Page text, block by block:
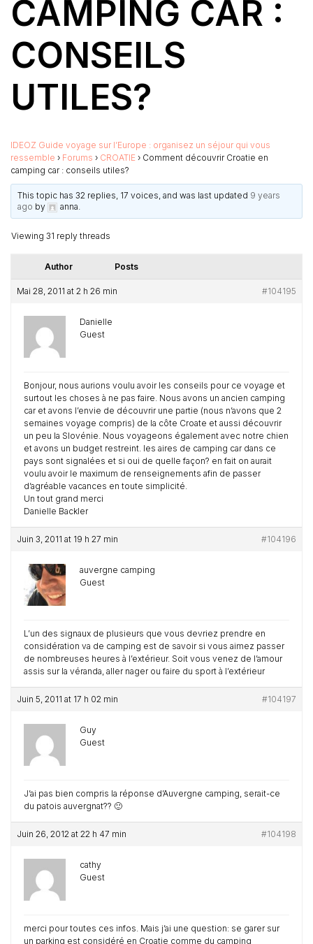
CAMPING CAR :
CONSEILS
UTILES?
IDEOZ Guide voyage sur l’Europe : organisez un séjour qui vous
ressemble › Forums › CROATIE › Comment découvrir Croatie en
camping car : conseils utiles?
This topic has 32 replies, 17 voices, and was last updated 9 years
ago by anna.
Viewing 31 reply threads
Author Posts
Mai 28, 2011 at 2 h 26 min #104195
Danielle
Guest
Bonjour, nous aurions voulu avoir les conseils pour ce voyage et
surtout les choses à ne pas faire. Nous avons un ancien camping
car et avons l’envie de découvrir une partie (nous n’avons que 2
semaines voyage compris) de la côte Croate et aussi découvrir
un peu la Slovénie. Nous voyageons également avec notre chien
et avons un budget restreint. les aires de camping car dans ce
pays sont signalées et si oui de quelle façon? en fait on aurait
voulu avoir le maximum de renseignements afin de passer
d’agréable vacances en toute simplicité.
Un tout grand merci
Danielle Backler
Juin 3, 2011 at 19 h 27 min #104196
auvergne camping
Guest
L’un des signaux de plusieurs que vous devriez prendre en
considération va de camping est de savoir si vous aimez passer
de nombreuses heures à l’extérieur. Soit vous venez de l’amour
assis sur la véranda, aller nager ou faire du sport à l’extérieur
Juin 5, 2011 at 17 h 02 min #104197
Guy
Guest
J’ai pas bien compris la réponse d’Auvergne camping, serait-ce
du patois auvergnat?? 🙂
Juin 26, 2012 at 22 h 47 min #104198
cathy
Guest
merci pour toutes ces infos. Mais j’ai une question: se garer sur
un parking est considéré en Croatie comme du camping